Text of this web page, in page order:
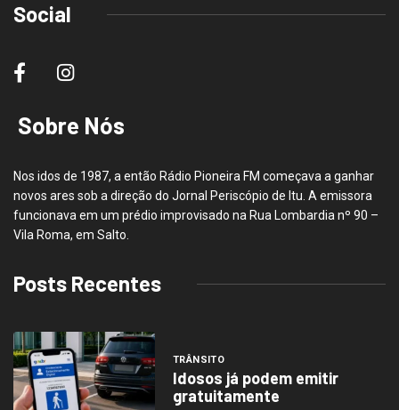
Social
Sobre Nós
Nos idos de 1987, a então Rádio Pioneira FM começava a ganhar
novos ares sob a direção do Jornal Periscópio de Itu. A emissora
funcionava em um prédio improvisado na Rua Lombardia nº 90 –
Vila Roma, em Salto.
Posts Recentes
TRÂNSITO
Idosos já podem emitir
gratuitamente